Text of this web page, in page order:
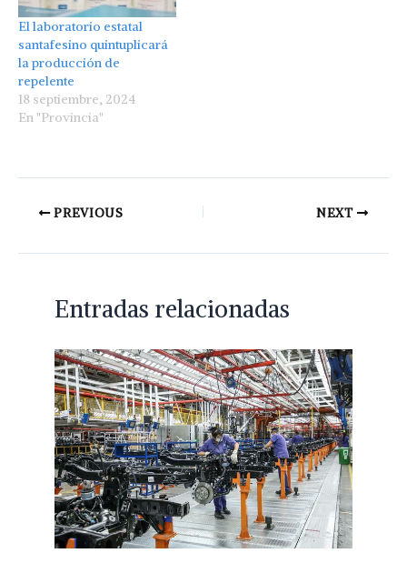
El laboratorio estatal
santafesino quintuplicará
la producción de
repelente
18 septiembre, 2024
En "Provincia"
PREVIOUS NEXT
Entradas relacionadas